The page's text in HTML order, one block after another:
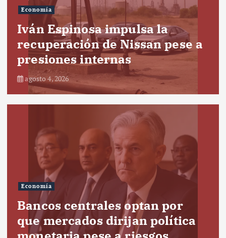
Economía
Iván Espinosa impulsa la
recuperación de Nissan pese a
presiones internas
agosto 4, 2026
Economía
Bancos centrales optan por
que mercados dirijan política